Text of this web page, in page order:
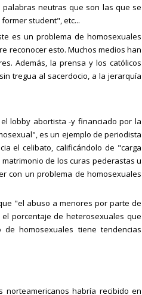
neutras que son las que se
student", etc...
es un problema de homosexuales
reconocer esto. Muchos medios han
Además, la prensa y los católicos
tregua al sacerdocio, a la jerarquía
lobby abortista -y financiado por la
es un ejemplo de periodista
el celibato, calificándolo de "carga
de los curas pederastas u
con un problema de homosexuales
"el abuso a menores por parte de
porcentaje de heterosexuales que
homosexuales tiene tendencias
norteamericanos habría recibido en